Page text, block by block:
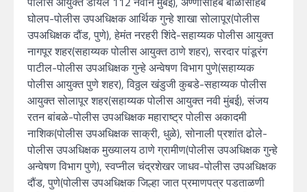
घोलप-पोलीस उपअधिक्षक आर्थिक गुन्हे शाखा सोलापूर(पोलीस
उपअधिक्षक दौंड, पुणे), हेमंत नरहरी शिंदे-सहाय्यक पोलीस आयुक्त
नागपूर शहर(सहाय्यक पोलीस आयुक्त ठाणे शहर), सरदार पांडूरंग
पाटील-पोलीस उपअधिक्षक गुन्हे अन्वेषण विभाग पुणे(सहाय्यक
पोलीस आयुक्त पुणे शहर), विठ्ठल खंडुजी कुबडे-सहाय्यक पोलीस
आयुक्त सोलापूर शहर(सहाय्यक पोलीस आयुक्त नवी मुंबई), संजय
रतन बांबळे-पोलीस उपअधिक्षक महाराष्ट्र पोलीस अकादमी
नाशिक(पोलीस उपअधिक्षक साक्री, धुळे), सोनाली प्रशांत ढोले-
पोलीस उपअधिक्षक मुख्यालय ठाणे ग्रामीण(पोलीस उपअधिक्षक गुन्हे
अन्वेषण विभाग पुणे), स्वप्नील चंद्रशेखर जाधव-पोलीस उपअधिक्षक
दौंड, पुणे(पोलीस उपअधिक्षक जिल्हा जात प्रमाणपत्र पडताळणी